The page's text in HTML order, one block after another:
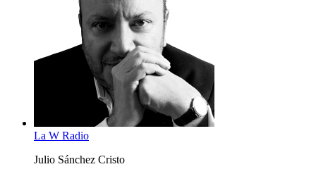
La W Radio
Julio Sánchez Cristo